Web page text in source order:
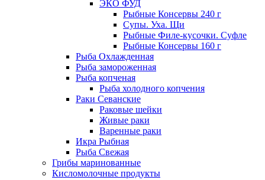
ЭКО ФУД
Рыбные Консервы 240 г
Супы. Уха. Щи
Рыбные Филе-кусочки. Суфле
Рыбные Консервы 160 г
Рыба Охлажденная
Рыба замороженная
Рыба копченая
Рыба холодного копчения
Раки Севанские
Раковые шейки
Живые раки
Варенные раки
Икра Рыбная
Рыба Свежая
Грибы маринованные
Кисломолочные продукты